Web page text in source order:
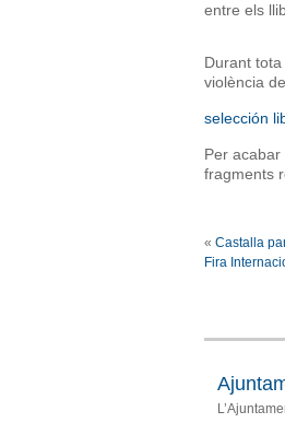
entre els
Durant
violència
selección
Per
fragments
« Castalla
Fira